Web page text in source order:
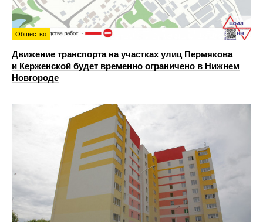
Общество
Движение транспорта на участках улиц Пермякова
и Керженской будет временно ограничено в Нижнем
Новгороде